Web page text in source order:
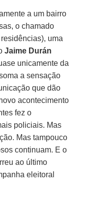
a um bairro
o chamado
uma
Jaime Durán
unicamente da
a sensação
que dão
acontecimento
fez o
policiais. Mas
Mas tampouco
continuam. E o
ao último
eleitoral